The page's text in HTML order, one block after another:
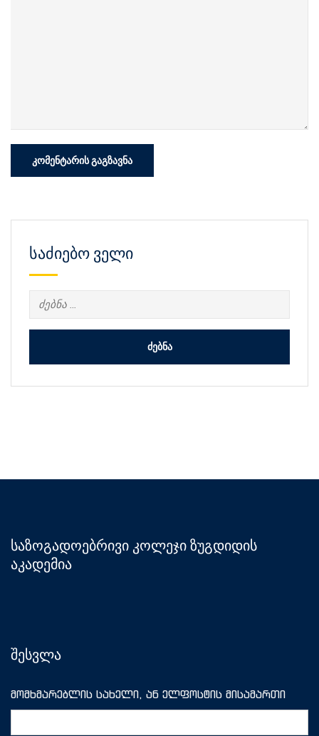
საძიებო ველი
ძებნა:
საზოგადოებრივი კოლეჯი ზუგდიდის
აკადემია
შესვლა
მომხმარებლის სახელი, ან ელფოსტის მისამართი